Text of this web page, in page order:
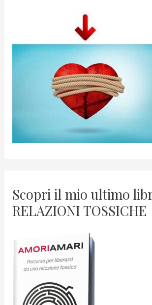
Scopri il mio ultimo
RELAZIONI TOSSICHE